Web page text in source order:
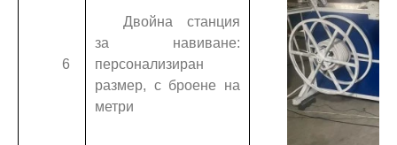
6
Двойна станция
за навиване:
персонализиран
размер, с броене на
метри